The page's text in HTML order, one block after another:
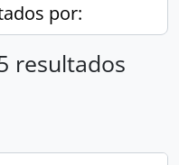
por:
resultados